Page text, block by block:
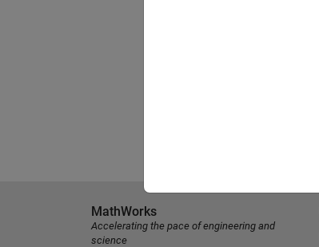
MathWorks
Accelerating the pace of engineering and
science